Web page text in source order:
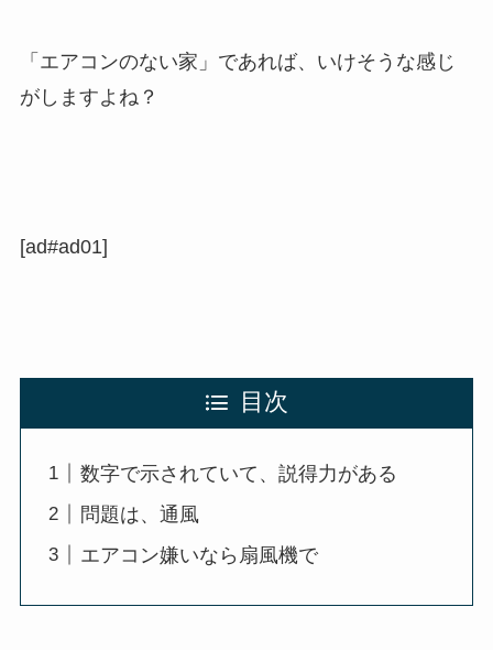
「エアコンのない家」であれば、いけそうな感じ
がしますよね？
[ad#ad01]
目次
数字で示されていて、説得力がある
問題は、通風
エアコン嫌いなら扇風機で